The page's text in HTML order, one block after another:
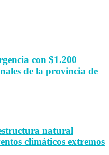
con $1.200
de la provincia de
natural
climáticos extremos